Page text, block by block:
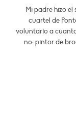
Mi padre hizo
cuartel de
voluntario a
no: pintor de